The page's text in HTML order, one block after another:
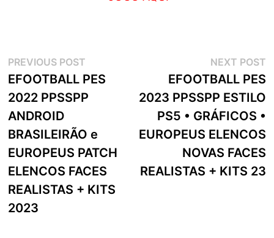
Navegação
de
artigos
PREVIOUS POSTPrevious
post:
EFOOTBALL PES
2022 PPSSPP
ANDROID
BRASILEIRÃO e
EUROPEUS PATCH
ELENCOS FACES
REALISTAS + KITS
2023
NEXT POST
EFOOTBALL PES
2023 PPSSPP ESTILO
PS5 • GRÁFICOS •
EUROPEUS ELENCOS
NOVAS FACES
REALISTAS + KITS 23